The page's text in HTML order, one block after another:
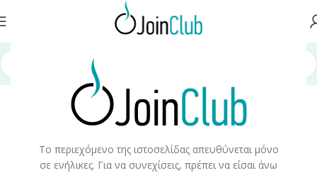
Το περιεχόμενο της ιστοσελίδας απευθύνεται μόνο
σε ενήλικες. Για να συνεχίσεις, πρέπει να είσαι άνω
Συσκευές/Αναλώσιμα